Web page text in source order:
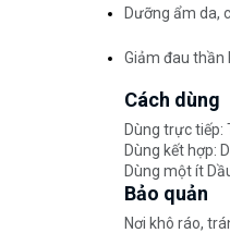
Dưỡng ẩm da,
Giảm đau thần
Cách dùng
Dùng trực tiếp:
Dùng kết hợp:
Dùng một ít
Bảo quản
Nơi khô ráo,